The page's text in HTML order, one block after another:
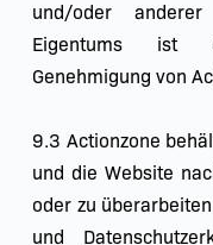
und/oder
Eigentums ist
Genehmigung von
9.3 Actionzone
und die Website
oder zu
und